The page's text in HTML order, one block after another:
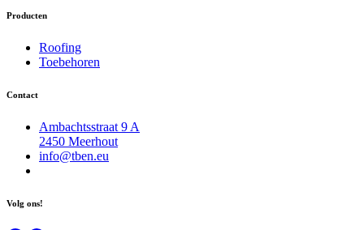
Producten
Roofing
Toebehoren
Contact
Ambachtsstraat 9 A
2450 Meerhout
info@tben.eu
Volg ons!